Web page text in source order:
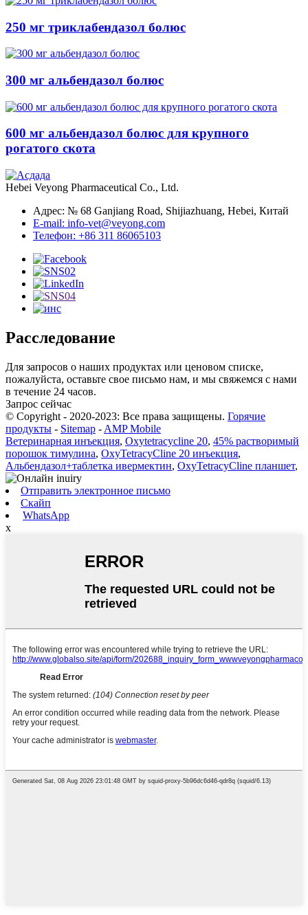
250 мг триклабендазол болюс
300 мг альбендазол болюс
600 мг альбендазол болюс для крупного
рогатого скота
Hebei Veyong Pharmaceutical Co., Ltd.
Адрес: № 68 Ganjiang Road, Shijiazhuang, Hebei, Китай
E-mail: info-vet@veyong.com
Телефон: +86 311 86065103
Расследование
Для запросов о наших продуктах или ценовом списке,
пожалуйста, оставьте свое письмо нам, и мы свяжемся с нами
в течение 24 часов.
Запрос сейчас
© Copyright - 2020-2023: Все права защищены. Горячие
продукты - Sitemap - AMP Mobile
Ветеринарная инъекция, Oxytetracycline 20, 45% растворимый
порошок тимулина, OxyTetracyCline 20 инъекция,
Альбендазол+таблетка ивермектин, OxyTetracyCline планшет,
Отправить электронное письмо
Скайп
WhatsApp
x